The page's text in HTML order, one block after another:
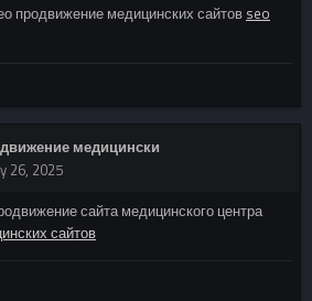
продвижение медицинских сайтов seo
медицински
26, 2025
сайта медицинского центра
сайтов